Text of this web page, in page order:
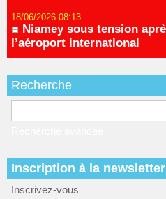
18/06/2026 08:13
Niamey sous tension
l’aéroport international
Recherche
Inscription à la newsletter
Inscrivez-vous